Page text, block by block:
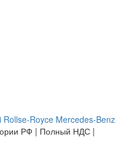
Rollse-Royce Mercedes-Benz
РФ | Полный НДС |